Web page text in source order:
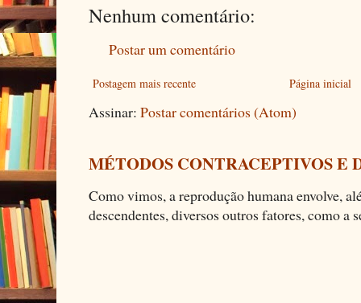
Nenhum comentário:
Postar um comentário
Postagem mais recente Página inicial
Assinar: Postar comentários (Atom)
MÉTODOS CONTRACEPTIVOS E
Como vimos, a reprodução humana envolve,
descendentes, diversos outros fatores, como a